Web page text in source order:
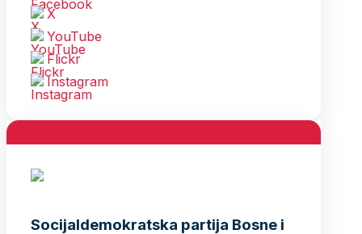
X
YouTube
Flickr
Instagram
Socijaldemokratska partija Bosne i